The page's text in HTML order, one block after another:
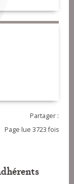
Partager :
Page lue 3723 fois